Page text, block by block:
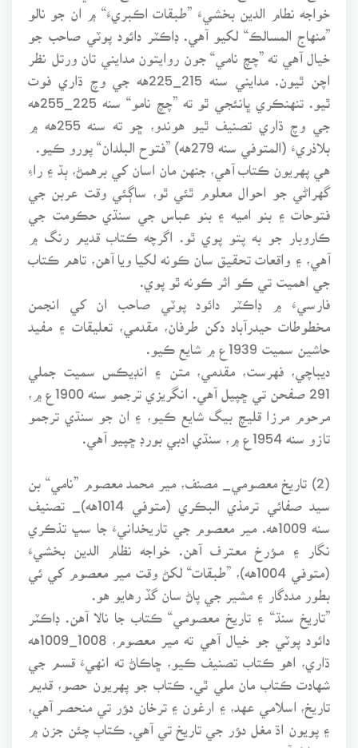
خواجه نطام الدين بخشيءَ ”طبقات اڪبريءَ“ ۾ ان جو نالو
”منهاج المسالڪ“ لکيو آهي. ڊاڪٽر دائود پوٽي صاحب جو
خيال آهي ته ”چچ نامي“ جون روايتون مدايني تان ورتل نظر
اچن ٿيون. مدايني سنه 215_225هه جي وچ ڌاري فوت
بلاذريءَ (المتوفي سنه 279هه) ”فتوح البلدان“ پورو ڪيو.
هي پهريون ڪتاب آهي، جنهن مان اسان کي برهمڻ، ٻڌ ۽ راءِ
گهراڻي جو احوال معلوم ٿئي ٿو، ساڳئي وقت عربن جي
فتوحات ۽ بنو اميه ۽ بنو عباس جي سنڌي حڪومت جي
ڪاروبار جو به پتو پوي ٿو. اگرچه ڪتاب قديم رنگ ۾
آهي، ۽ واقعات تحقيق سان ڪونه لکيا ويا آهن، تاهم ڪتاب
جي اهميت تي ڪو اثر ڪونه ٿو پوي.
فارسيءَ ۾ ڊاڪٽر دائود پوٽي صاحب ان کي انجمن
مخطوطات حيدرآباد دکن طرفان، مقدمي، تعليقات ۽ مفيد
حاشين سميت 1939ع ۾ شايع ڪيو.
ديباچي، فهرست، مقدمي، متن ۽ انڊيڪس سميت جملي
مرحوم مرزا قليچ بيگ شايع ڪيو، ۽ ان جو سنڌي ترجمو
تازو سنه 1954ع ۾، سنڌي ادبي بورڊ ڇپيو آهي.
(2) تاريخ معصومي_ مصنف، مير محمد معصوم ”نامي“ بن
سيد صفائي ترمذي البڪري (متوفي 1014هه)_ تصنيف
سنه 1009هه. مير معصوم جي تاريخدانيءَ جا سڀ تذڪري
نگار ۽ مـﺆرخ معترف آهن. خواجه نظام الدين بخشيءَ
(متوفي 1004هه)، ”طبقات“ لکڻ وقت مير معصوم کي ئي
بطور مددگار ۽ مشير جي پاڻ سان گڏ رهايو هو.
”تاريخ سنڌ“ ۽ تاريخ معصومي“ ڪتاب جا نالا آهن. ڊاڪٽر
ڌاري، اهو ڪتاب تصنيف ڪيو، ڇاڪاڻ ته انهيءَ قسم جي
شهادت ڪتاب مان ملي ٿي. ڪتاب جو پهريون حصو، قديم
تاريخ، اسلامي عهد، ۽ ارغون ۽ ترخان دﺆر تي منحصر آهي،
۽ پويون اڌ مغل دﺆر جي تاريخ تي آهي. ڪتاب چئن جزن ۾
ورهايل آهي.